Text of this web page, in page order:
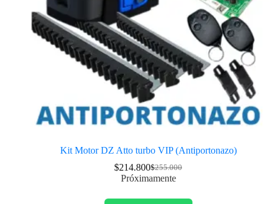
Kit Motor DZ Atto turbo VIP (Antiportonazo)
$255.000
$214.800
Próximamente